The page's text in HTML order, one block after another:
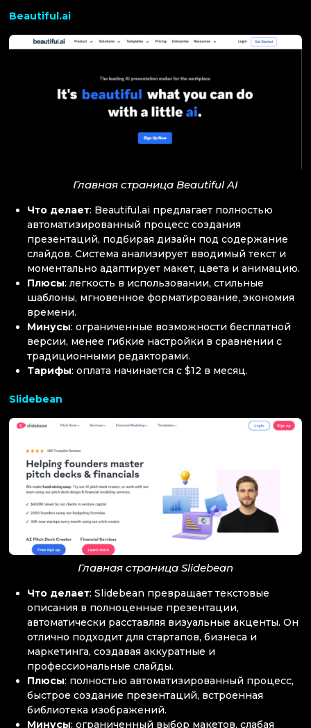
Beautiful.ai
Главная страница Beautiful AI
Что делает: Beautiful.ai предлагает полностью
автоматизированный процесс создания
презентаций, подбирая дизайн под содержание
слайдов. Система анализирует вводимый текст и
моментально адаптирует макет, цвета и анимацию.
Плюсы: легкость в использовании, стильные
шаблоны, мгновенное форматирование, экономия
времени.
Минусы: ограниченные возможности бесплатной
версии, менее гибкие настройки в сравнении с
традиционными редакторами.
Тарифы: оплата начинается с $12 в месяц.
Slidebean
Главная страница Slidebean
Что делает: Slidebean превращает текстовые
описания в полноценные презентации,
автоматически расставляя визуальные акценты. Он
отлично подходит для стартапов, бизнеса и
маркетинга, создавая аккуратные и
профессиональные слайды.
Плюсы: полностью автоматизированный процесс,
быстрое создание презентаций, встроенная
библиотека изображений.
Минусы: ограниченный выбор макетов, слабая